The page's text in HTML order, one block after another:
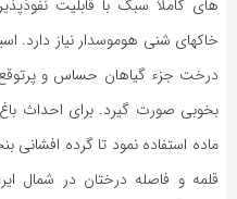
های کاملاً سبک با قابلیت
درخت جزء گیاهان حساس و
ماده استفاده نمود تا گرده افشانی